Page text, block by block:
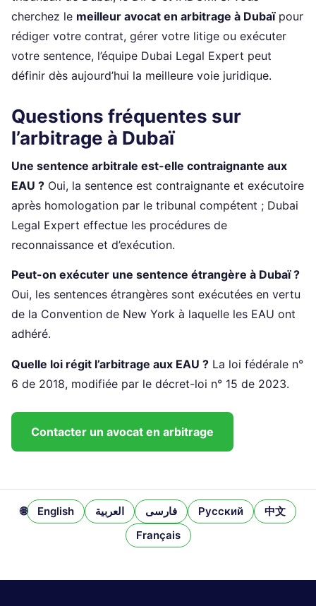
cherchez le meilleur avocat en arbitrage à Dubaïpour
rédiger votre contrat, gérer votre litige ou exécuter
votre sentence, l’équipe Dubai Legal Expert peut
définir dès aujourd’hui la meilleure voie juridique.
Questions fréquentes sur
l’arbitrage à Dubaï
Une sentence arbitrale est-elle contraignante aux
EAU ? Oui, la sentence est contraignante et exécutoire
après homologation par le tribunal compétent ; Dubai
Legal Expert effectue les procédures de
reconnaissance et d’exécution.
Peut-on exécuter une sentence étrangère à Dubaï ?
Oui, les sentences étrangères sont exécutées en vertu
de la Convention de New York à laquelle les EAU ont
adhéré.
Quelle loi régit l’arbitrage aux EAU ? La loi fédérale n°
6 de 2018, modifiée par le décret-loi n° 15 de 2023.
Contacter un avocat en arbitrage
🌐 English العربية فارسی Русский
中文
Français